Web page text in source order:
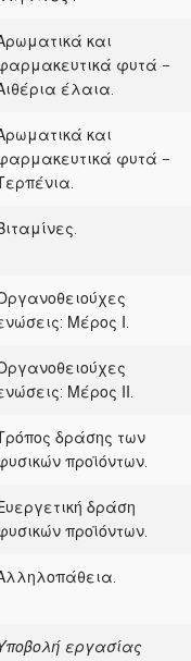
και
φυτά –
έλαια.
και
φυτά –
Μέρος Ι.
Μέρος ΙΙ.
δράσης των
προϊόντων.
δράση
προϊόντων.
εργασίας